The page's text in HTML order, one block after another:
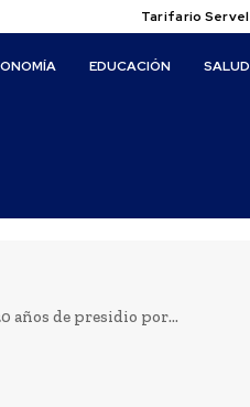
Tarifario Servel
EDUCACIÓN SALUD
años de presidio por...